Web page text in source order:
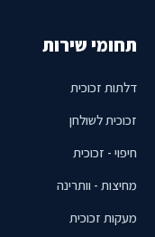
תחומי שירות
דלתות זכוכית
זכוכית לשולחן
חיפוי - זכוכית
מחיצות - וותרינה
מעקות זכוכית